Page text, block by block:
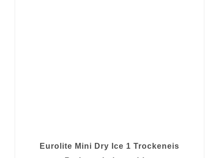
Eurolite Mini Dry Ice 1 Trockeneis